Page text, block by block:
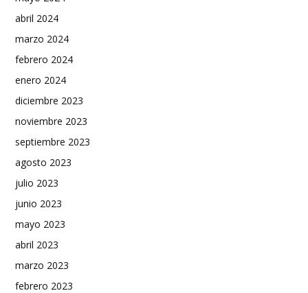
abril 2024
marzo 2024
febrero 2024
enero 2024
diciembre 2023
noviembre 2023
septiembre 2023
agosto 2023
julio 2023
junio 2023
mayo 2023
abril 2023
marzo 2023
febrero 2023